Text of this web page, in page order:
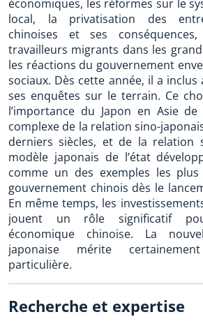
économiques, les réformes sur le
local, la privatisation des
chinoises et ses
travailleurs migrants dans les
les réactions du gouvernement
sociaux. Dès cette année, il a inclus
ses enquêtes sur le terrain. Ce
l’importance du Japon en Asie de
complexe de la relation sino-
derniers siècles, et de la relation
modèle japonais de l’état
comme un des exemples les
gouvernement chinois dès le
En même temps, les
jouent un rôle significatif
économique chinoise. La
japonaise mérite
particulière.
Recherche et expertise